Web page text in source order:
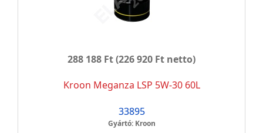
288 188 Ft(226 920 Ft netto)
Kroon Meganza LSP 5W-30 60L
33895
Gyártó: Kroon